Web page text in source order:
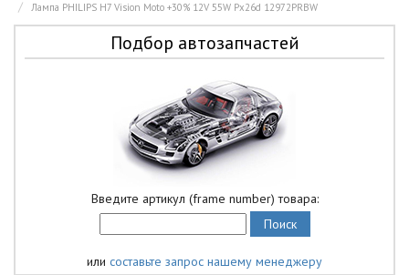
Лампа PHILIPS H7 Vision Moto +30% 12V 55W Px26d 12972PRBW
Подбор автозапчастей
Введите артикул (frame number) товара:
или составьте запрос нашему менеджеру